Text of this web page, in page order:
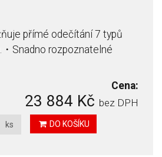
přímé odečítání 7 typů
Snadno rozpoznatelné
Cena:
23 884 Kč bez DPH
ks DO KOŠÍKU